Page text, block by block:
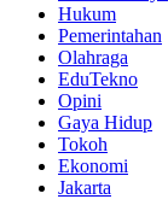
Hukum
Pemerintahan
Olahraga
EduTekno
Opini
Gaya Hidup
Tokoh
Ekonomi
Jakarta